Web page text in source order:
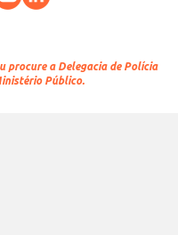
procure a Delegacia de Polícia
Público.